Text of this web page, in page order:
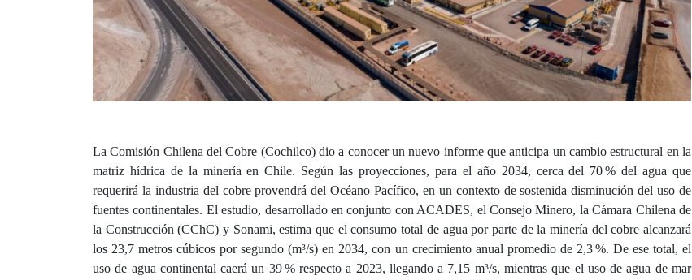
La Comisión Chilena del Cobre (Cochilco) dio a conocer un nuevo informe que anticipa un cambio estructural en la
matriz hídrica de la minería en Chile. Según las proyecciones, para el año 2034, cerca del 70 % del agua que
requerirá la industria del cobre provendrá del Océano Pacífico, en un contexto de sostenida disminución del uso de
fuentes continentales. El estudio, desarrollado en conjunto con ACADES, el Consejo Minero, la Cámara Chilena de
la Construcción (CChC) y Sonami, estima que el consumo total de agua por parte de la minería del cobre alcanzará
los 23,7 metros cúbicos por segundo (m³/s) en 2034, con un crecimiento anual promedio de 2,3 %. De ese total, el
uso de agua continental caerá un 39 % respecto a 2023, llegando a 7,15 m³/s, mientras que el uso de agua de mar